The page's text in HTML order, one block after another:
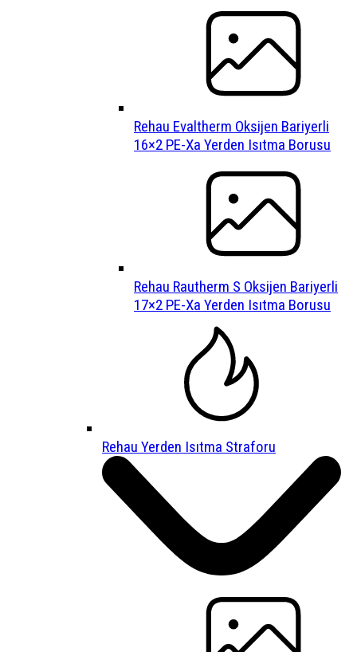
Rehau Evaltherm Oksijen Bariyerli
16×2 PE-Xa Yerden Isıtma Borusu
Rehau Rautherm S Oksijen Bariyerli
17×2 PE-Xa Yerden Isıtma Borusu
Rehau Yerden Isıtma Straforu